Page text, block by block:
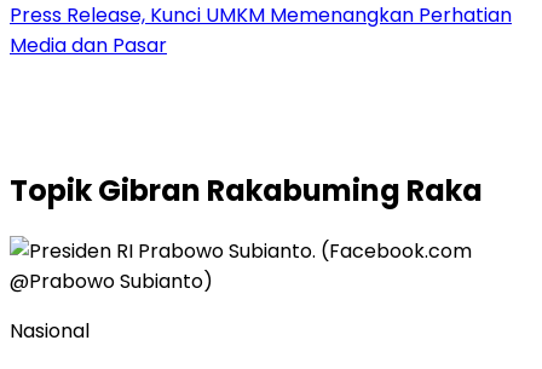
Press Release, Kunci UMKM Memenangkan Perhatian
Media dan Pasar
TopikGibran Rakabuming Raka
Nasional